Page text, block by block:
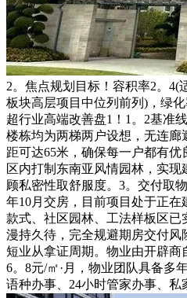
2。焦点规划目标！容积率2。4(
板块高层项目中位列前列)，绿
超行业高端改善盘1！1。2基准
楼栋均为两梯两户设想，无连廊
距可达65米，确保每一户都有
区内打制东南亚风情园林，实
顾私密性取舒服度。3。交付取
年10月交房，目前项目处于正
款式、社区园林、工法样板区
漫持久待，完全规避期房交付
短业从拿证周期。物业由开辟
6。8元/㎡·月，物业团队具备多
语种办事、24小时管家办事、私